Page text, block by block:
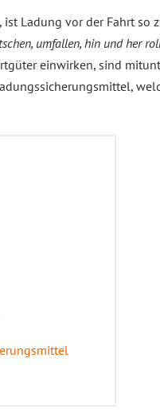
Ladung vor der Fahrt so
umfallen, hin und her
einwirken, sind